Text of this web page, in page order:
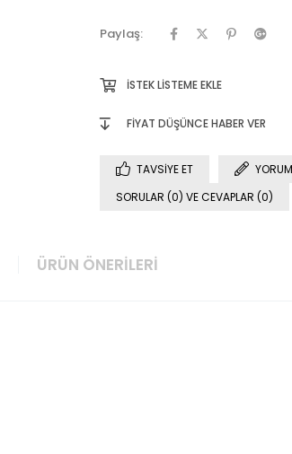
Paylaş:
İSTEK LISTEME EKLE
FIYAT DÜŞÜNCE HABER VER
TAVSIYE ET
SORULAR (0) VE CEVAPLAR (0)
ÜRÜN ÖNERILERI